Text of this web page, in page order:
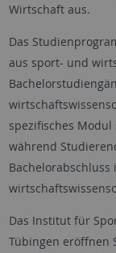
Wirtschaft aus.
Das
aus sport- und
spezifisches
während
Das Institut für
Tübingen eröffnen